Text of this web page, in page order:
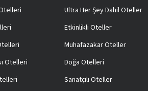
Otelleri
Ultra Her Şey Dahil Oteller
Etkinlikli Oteller
Muhafazakar Oteller
Doğa Otelleri
Sanatçılı Oteller